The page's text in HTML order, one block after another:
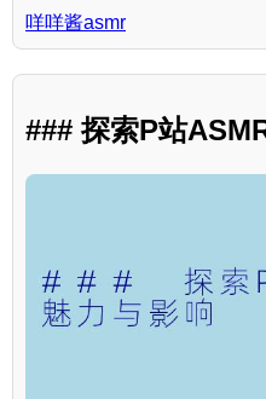
咩咩酱asmr
### 探索P站